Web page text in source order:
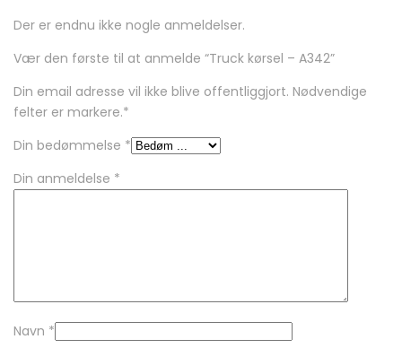
Der er endnu ikke nogle anmeldelser.
Vær den første til at anmelde “Truck kørsel – A342”
Din email adresse vil ikke blive offentliggjort. Nødvendige
felter er markere.*
Din bedømmelse *
Din anmeldelse *
Navn *